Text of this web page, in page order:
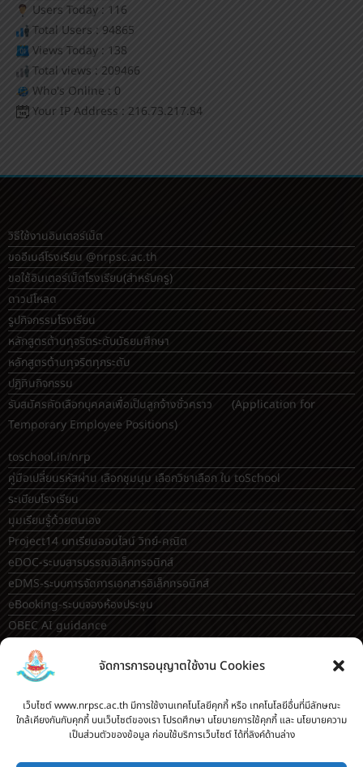
จัดการการอนุญาตใช้งาน Cookies
เว็บไซต์ www.nrpsc.ac.th มีการใช้งานเทคโนโลยีคุกกี้ หรือ เทคโนโลยีอื่นที่มีลักษณะ
ใกล้เคียงกันกับคุกกี้ บนเว็บไซต์ของเรา โปรดศึกษา นโยบายการใช้คุกกี้ และ นโยบายความ
เป็นส่วนตัวของข้อมูล ก่อนใช้บริการเว็บไซต์ ได้ที่ลิงค์ด้านล่าง
Users Today : 116
Total Users : 94865
Views Today : 138
Total views : 209466
Who's Online : 0
Your IP Address : 216.73.217.84
วิธีใช้งานอินเตอร์เน็ต
ขออีเมล์โรงเรียน @nrpsc.ac.th
ขอใช้อินเตอร์เน็ตโรงเรียน(สำหรับครู)
ดาวน์โหลด
รูปกิจกรรมโรงเรียน
หลักสูตรต้านทุจริตระดับมัธยมศึกษา
หลักสูตรต้านทุจริตทุกระดับ
ปฏิทินกิจกรรม
รับสมัครคัดเลือกบุคคลเพื่อเป็นลูกจ้างชั่วคราว (Application for
Temporary Employee Positions)
toschool.in/nrp
คู่มือเปลี่ยนรหัสผ่าน เลือกชุมนุม เลือกวิชาเลือก ใน toSchool
ระเบียบโรงเรียน
มุมเรียนรู้ด้วยตนเอง
Project14 บทเรียนออนไลน์ วิทย์-คณิต
eDOC-ระบบสารบรรณอิเล็กทรอนิกส์
eDMS-ระบบการจัดการเอกสารอิเล็กทรอนิกส์
eBooking-ระบบจองห้องประชุม
OBEC AI guidance
ระบบจองห้อง/สถานที่
กระดานสนทนา(forum)
ขออนุญาตออกนอกโรงเรียน
ระบบส่งแผนการสอนออนไลน์
ระบบนิเทศการจัดการเรียนการสอน
บันทึกข้อมูลเกียรติบัตร/รายงานการอบรม